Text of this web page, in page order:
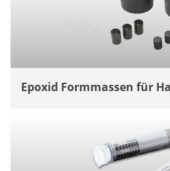
Epoxid Formmassen für